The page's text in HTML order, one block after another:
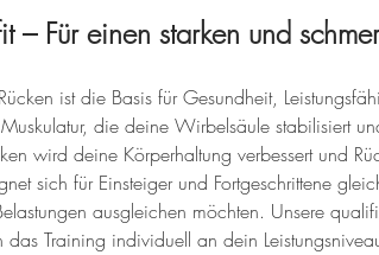
– Für einen starken und
ist die Basis für Gesundheit,
die deine Wirbelsäule stabilisiert
wird deine Körperhaltung verbessert und
sich für Einsteiger und Fortgeschrittene
ausgleichen möchten. Unsere
das Training individuell an dein